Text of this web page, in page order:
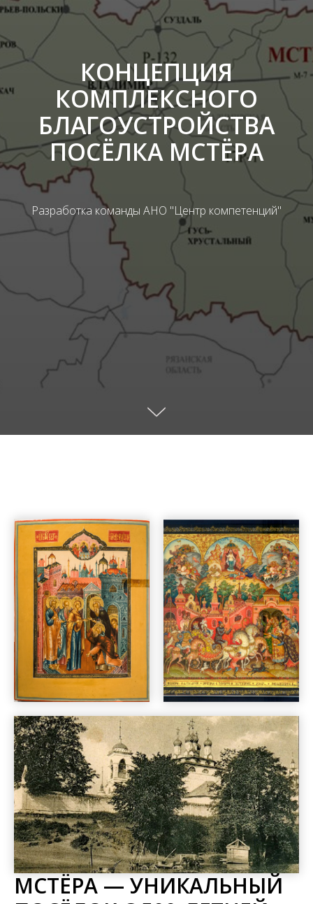
КОНЦЕПЦИЯ
КОМПЛЕКСНОГО
БЛАГОУСТРОЙСТВА
ПОСЁЛКА МСТЁРА
Разработка команды АНО "Центр компетенций"
МСТЁРА — УНИКАЛЬНЫЙ